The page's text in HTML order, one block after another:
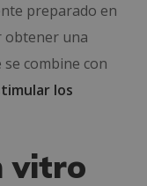
preparado en
obtener una
combine con
los
vitro